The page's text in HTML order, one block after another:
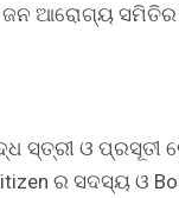
ଜନ ଆରୋଗ୍ୟ
ସ୍ତ୍ରୀ ଓ ପ୍ରସୂତୀ
ର ସଦସ୍ୟ ଓ